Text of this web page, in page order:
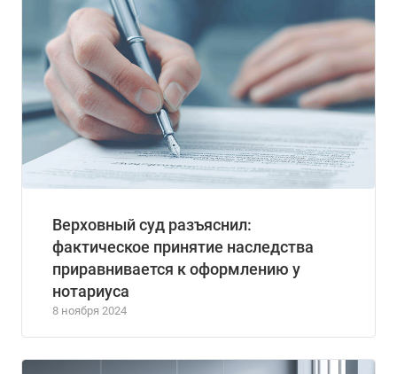
Верховный суд разъяснил:
фактическое принятие наследства
приравнивается к оформлению у
нотариуса
8 ноября 2024